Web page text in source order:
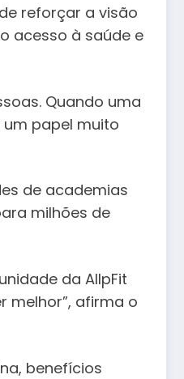
reforçar a visão
acesso à saúde e
Quando uma
papel muito
de academias
milhões de
da AllpFit
melhor”, afirma o
benefícios